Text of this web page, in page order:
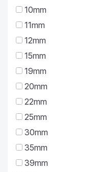
10mm
11mm
12mm
15mm
19mm
20mm
22mm
25mm
30mm
35mm
39mm